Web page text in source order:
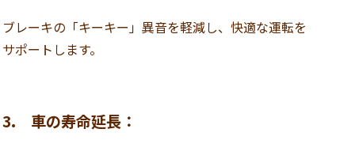
ブレーキの「キーキー」異音を軽減し、快適な運転を
サポートします。
3. 車の寿命延長：